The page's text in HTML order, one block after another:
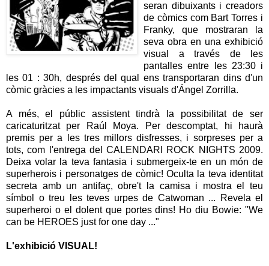
seran dibuixants i creadors
de còmics com Bart Torres i
Franky, que mostraran la
seva obra en una exhibició
visual a través de les
pantalles entre les 23:30 i
les 01 : 30h, després del qual ens transportaran dins d'un
còmic gràcies a les impactants visuals d'Ángel Zorrilla.
A més, el públic assistent tindrà la possibilitat de ser
caricaturitzat per Raúl Moya. Per descomptat, hi haurà
premis per a les tres millors disfresses, i sorpreses per a
tots, com l'entrega del CALENDARI ROCK NIGHTS 2009.
Deixa volar la teva fantasia i submergeix-te en un món de
superherois i personatges de còmic! Oculta la teva identitat
secreta amb un antifaç, obre't la camisa i mostra el teu
símbol o treu les teves urpes de Catwoman ... Revela el
superheroi o el dolent que portes dins! Ho diu Bowie: "We
can be HEROES just for one day ..."
L'exhibició VISUAL!